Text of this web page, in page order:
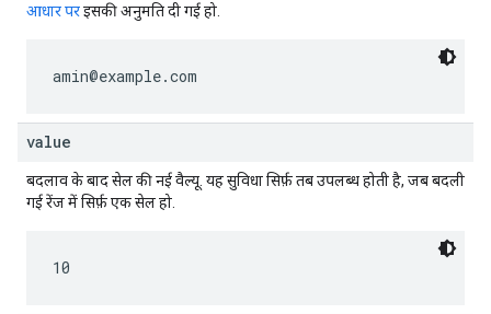
आधार परइसकी अनुमति दी गई हो.
amin@example.com
value
बदलाव के बाद सेल की नई वैल्यू. यह सुविधा सिर्फ़ तब उपलब्ध होती है, जब बदली
गई रेंज में सिर्फ़ एक सेल हो.
10